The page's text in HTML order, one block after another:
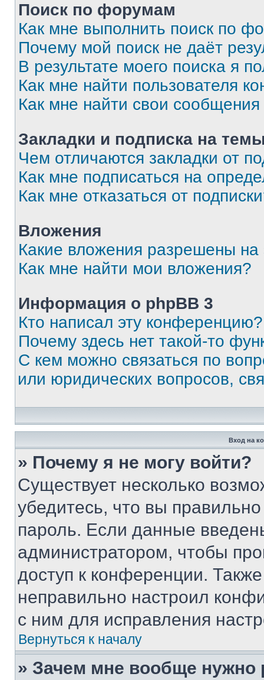
Поиск по форумам
Как мне выполнить поиск по
Почему мой поиск не даёт
В результате моего поиска я
Как мне найти пользователя
Как мне найти свои
Закладки и подписка на
Чем отличаются закладки от
Как мне подписаться на
Как мне отказаться от
Вложения
Какие вложения разрешены
Как мне найти мои вложения?
Информация о phpBB 3
Кто написал эту конференцию?
Почему здесь нет такой-то
С кем можно связаться по
или юридических вопросов,
Вход на
» Почему я не могу войти?
Существует несколько
убедитесь, что вы
пароль. Если данные
администратором, чтобы
доступ к конференции.
неправильно настроил
с ним для исправления
Вернуться к началу
» Зачем мне вообще нужно